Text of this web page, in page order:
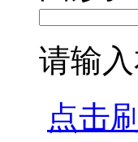
请输
点击